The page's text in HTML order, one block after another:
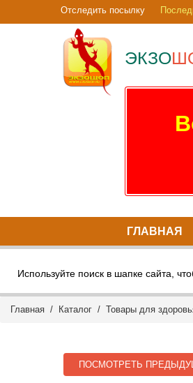
Отследить посылку
ЭКЗО
ГЛАВНАЯ
Используйте поиск в шапке сайта,
Главная / Каталог / Товары для
ПОСМОТРЕТЬ